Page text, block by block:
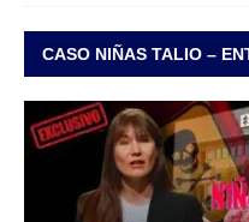
CASO NIÑAS TALIO –